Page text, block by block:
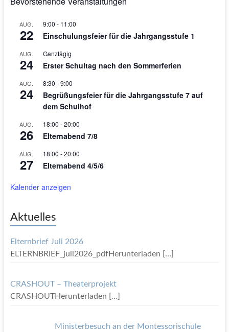
AUG.
22
9:00 - 11:00
Einschulungsfeier für die Jahrgangsstufe 1
AUG.
24
Ganztägig
Erster Schultag nach den Sommerferien
AUG.
24
8:30 -9:00
Begrüßungsfeier für die Jahrgangsstufe 7 auf
dem Schulhof
AUG.
26
18:00 -20:00
Elternabend 7/8
AUG.
27
18:00 -20:00
Elternabend 4/5/6
Kalender anzeigen
Aktuelles
Elternbrief Juli 2026
ELTERNBRIEF_juli2026_pdfHerunterladen […]
CRASHOUT – Theaterprojekt
CRASHOUTHerunterladen […]
Ministerbesuch an der Montessorischule